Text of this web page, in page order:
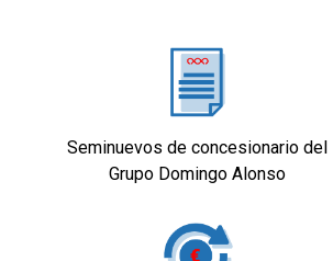
Seminuevos de concesionario del
Grupo Domingo Alonso